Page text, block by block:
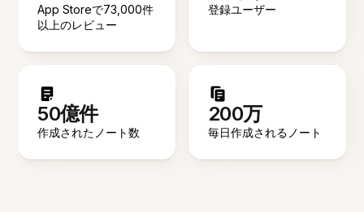
App Storeで73,000件
以上のレビュー
登録ユーザー
50億件
作成されたノート数
200万
毎日作成されるノート